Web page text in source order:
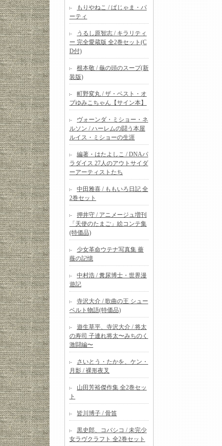
もりやねこ / ぱじゃま・パ
ーティ
うるし原智志 / キラリティ
ー 完全愛蔵版 全2巻セット(C
D付)
根本敬 / 龜の頭のスープ(新
装版)
町野変丸 / ザ・ベスト・オ
ブゆみこちゃん【サイン本】
ヴォーンダ・ミショー・ネ
ルソン / ハーレムの闘う本屋
ルイス・ミショーの生涯
編著・はたよしこ / DNAパ
ラダイス 27人のアウトサイダ
ーアーティストたち
中田雅喜 / ももいろ日記 全
2巻セット
押井守 / アニメージュ増刊
「天使のたまご」絵コンテ集
(特価品)
少女革命ウテナ写真集 薔
薇の記憶
中村浩 / 糞尿博士・世界漫
遊記
寺沢大介 / 歌曲の王 シュー
ベルト物語(特価品)
遊生草平、寺沢大介 / 将太
の寿司 子連れ将太〜みちのく
激闘編〜
さいとう・たかを、ケン・
月影 / 裸形夜叉
山田芳裕傑作集 全2巻セッ
ト
皆川博子 / 骨笛
黒史郎、コバシコ / 未完少
女ラヴクラフト 全2巻セット